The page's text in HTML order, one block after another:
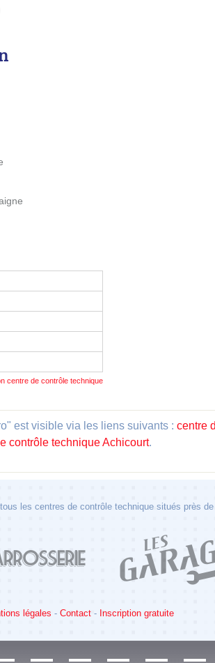
centre de contrôle technique
est visible via les liens suivants : centre
contrôle technique Achicourt.
les centres de contrôle technique situés près de
légales - Contact - Inscription gratuite